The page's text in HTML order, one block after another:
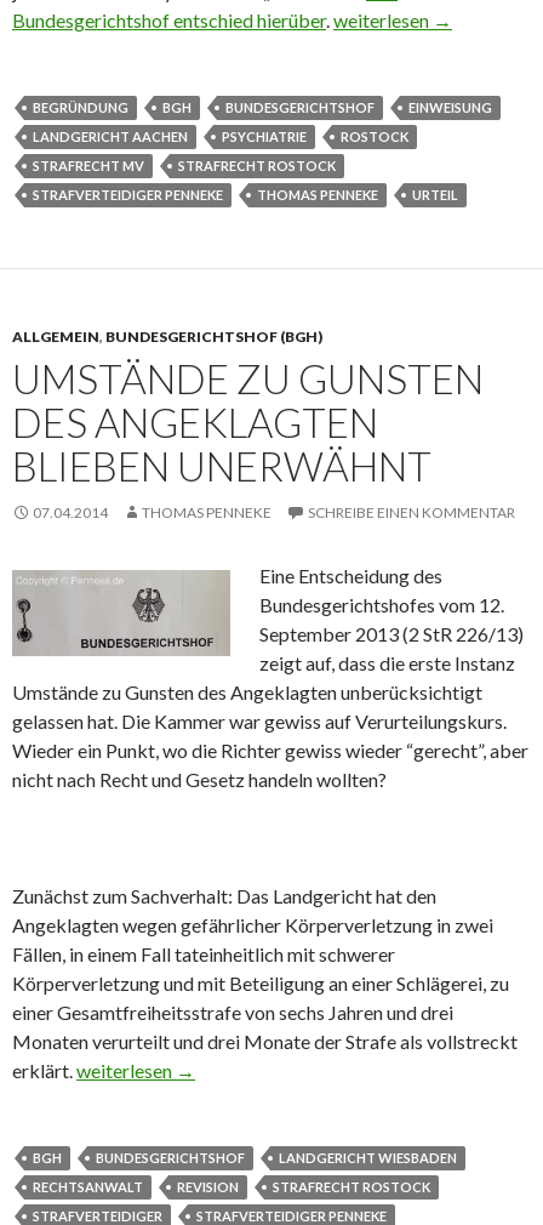
Bundesgerichtshof entschied hierüber.Einweisung Psychiatrie:
weiterlesen →
BEGRÜNDUNG BGH BUNDESGERICHTSHOF
EINWEISUNG
LANDGERICHT AACHEN
PSYCHIATRIE
ROSTOCK
STRAFRECHT MV
STRAFRECHT ROSTOCK
STRAFVERTEIDIGER PENNEKE
THOMAS PENNEKE URTEIL
ALLGEMEIN, BUNDESGERICHTSHOF (BGH)
UMSTÄNDE ZU GUNSTEN
DES ANGEKLAGTEN
BLIEBEN UNERWÄHNT
07.04.2014 THOMAS PENNEKE SCHREIBE EINEN KOMMENTAR
Eine Entscheidung des
Bundesgerichtshofes vom 12.
September 2013 (2 StR 226/13)
zeigt auf, dass die erste Instanz
Umstände zu Gunsten des Angeklagten unberücksichtigt
gelassen hat. Die Kammer war gewiss auf Verurteilungskurs.
Wieder ein Punkt, wo die Richter gewiss wieder “gerecht”, aber
nicht nach Recht und Gesetz handeln wollten?
Zunächst zum Sachverhalt: Das Landgericht hat den
Angeklagten wegen gefährlicher Körperverletzung in zwei
Fällen, in einem Fall tateinheitlich mit schwerer
Körperverletzung und mit Beteiligung an einer Schlägerei, zu
einer Gesamtfreiheitsstrafe von sechs Jahren und drei
Monaten verurteilt und drei Monate der Strafe als vollstreckt
erklärt.Umstände zu Gunsten des Angeklagten blieben
weiterlesen →
BGH BUNDESGERICHTSHOF
LANDGERICHT WIESBADEN
RECHTSANWALT
REVISION
STRAFRECHT ROSTOCK
STRAFVERTEIDIGER
STRAFVERTEIDIGER PENNEKE